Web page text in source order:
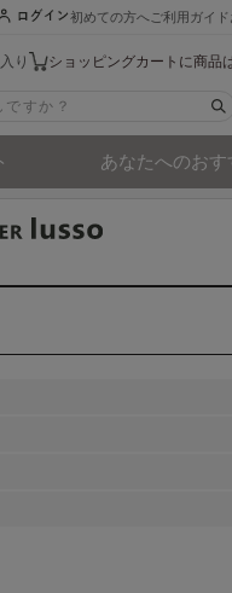
ご利用ガイド
初めての方へ
ショッピングカートに商品
り
あなたへのおす